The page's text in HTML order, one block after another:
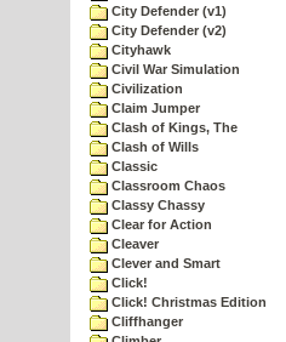
City Defender (v1)
City Defender (v2)
Cityhawk
Civil War Simulation
Civilization
Claim Jumper
Clash of Kings, The
Clash of Wills
Classic
Classroom Chaos
Classy Chassy
Clear for Action
Cleaver
Clever and Smart
Click!
Click! Christmas Edition
Cliffhanger